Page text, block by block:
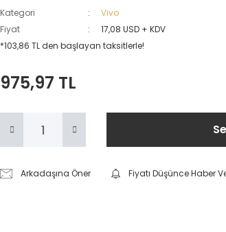
Kategori
Vivo
Fiyat
17,08 USD + KDV
*103,86 TL den başlayan taksitlerle!
975,97 TL
Arkadaşına Öner Fiyatı Düşünce Haber